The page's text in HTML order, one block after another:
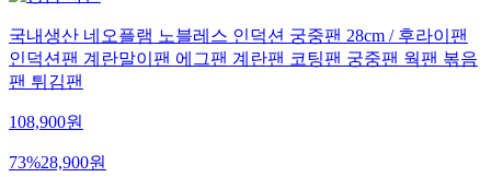
국내생산 네오플램 노블레스 인덕션 궁중팬 28cm / 후라이팬
인덕션팬 계란말이팬 에그팬 계란팬 코팅팬 궁중팬 웍팬 볶음
팬 튀김팬
108,900원
73%28,900원